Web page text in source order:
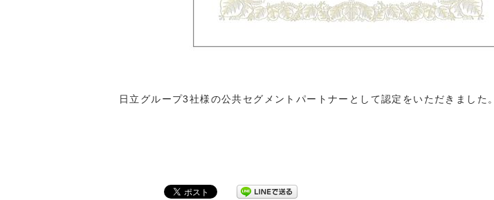
日立グループ3社様の公共セグメントパートナーとして認定をいただきました。